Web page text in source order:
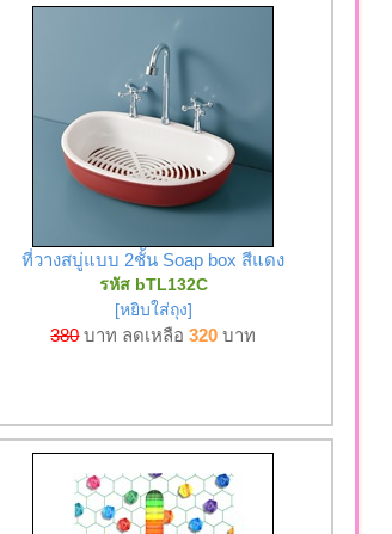
ที่วางสบู่แบบ 2ชั้น Soap box สีแดง
รหัส bTL132C
[หยิบใส่ถุง]
380บาท ลดเหลือ320 บาท